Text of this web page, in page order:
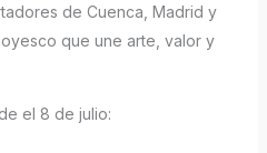
de Cuenca, Madrid y
que une arte, valor y
el 8 de julio: